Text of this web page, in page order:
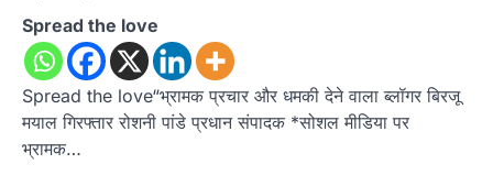
Spread the love
Spread the love“भ्रामक प्रचार और धमकी देने वाला ब्लॉगर बिरजू
मयाल गिरफ्तार रोशनी पांडे प्रधान संपादक *सोशल मीडिया पर
भ्रामक…